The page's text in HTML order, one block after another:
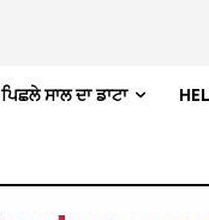
ਪਿਛਲੇ ਸਾਲ ਦਾ ਡਾਟਾ